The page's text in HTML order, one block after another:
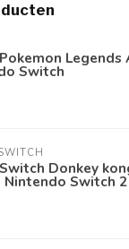
Legends
Switch
Donkey
Nintendo Switch 2